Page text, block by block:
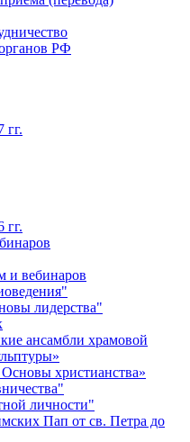
РФ
гг.
гг.
и вебинаров
лидерства"
ансамбли храмовой
христианства»
личности"
Пап от св. Петра до